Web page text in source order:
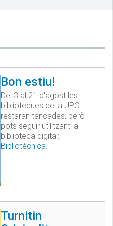
Bon estiu!
Del 3 al 21 d'agost les
biblioteques de la UPC
restaran tancades, però
pots seguir utilitzant la
biblioteca digital:
Bibliotècnica
Turnitin